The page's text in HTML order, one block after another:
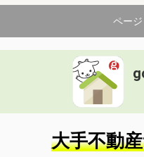
ペー
大手不動